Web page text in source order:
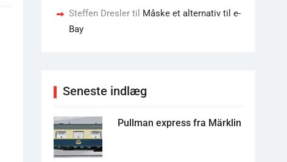
Steffen Dresler til Måske et alternativ til e-
Bay
Seneste indlæg
Pullman express fra Märklin